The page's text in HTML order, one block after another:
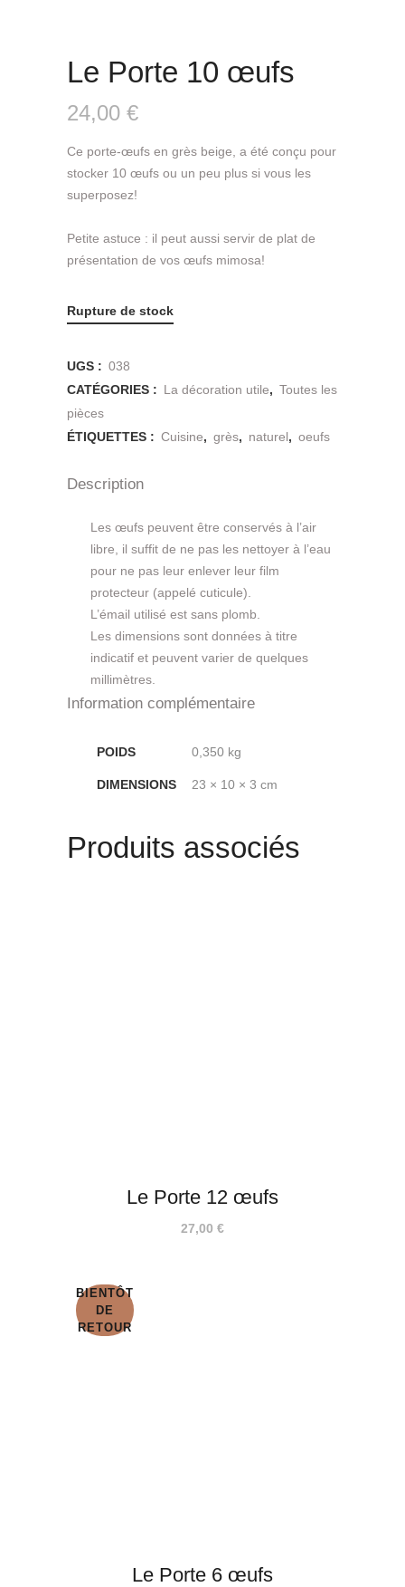
Le Porte 10 œufs
24,00 €
Ce porte-œufs en grès beige, a été conçu pour
stocker 10 œufs ou un peu plus si vous les
superposez!
Petite astuce : il peut aussi servir de plat de
présentation de vos œufs mimosa!
Rupture de stock
UGS : 038
CATÉGORIES : La décoration utile, Toutes les
pièces
ÉTIQUETTES : Cuisine, grès, naturel, oeufs
Description
Les œufs peuvent être conservés à l’air
libre, il suffit de ne pas les nettoyer à l’eau
pour ne pas leur enlever leur film
protecteur (appelé cuticule).
L’émail utilisé est sans plomb.
Les dimensions sont données à titre
indicatif et peuvent varier de quelques
millimètres.
Information complémentaire
POIDS 0,350 kg
DIMENSIONS 23 × 10 × 3 cm
Produits associés
Le Porte 12 œufs
27,00 €
BIENTÔT
DE
RETOUR
Le Porte 6 œufs